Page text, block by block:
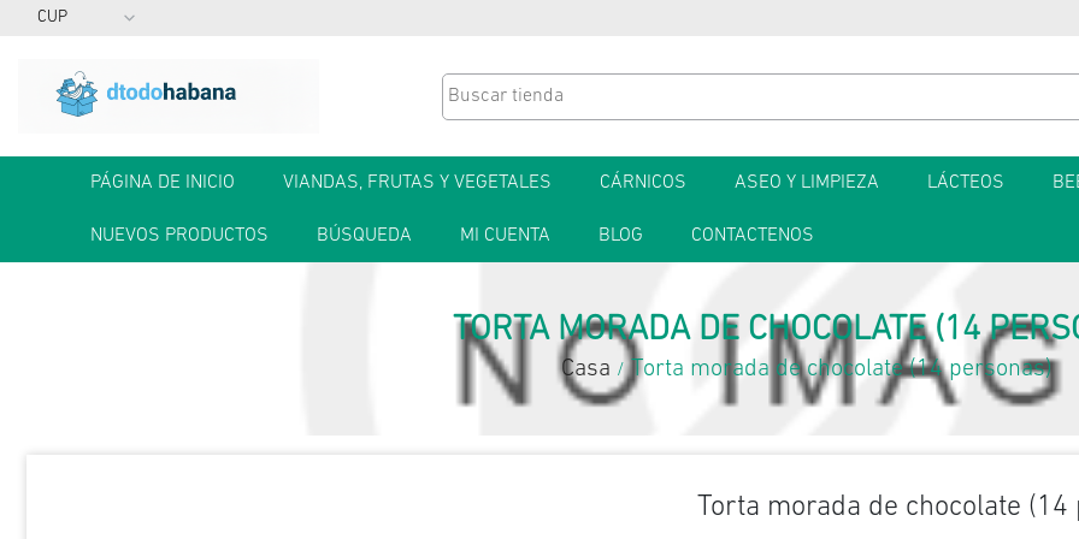
PÁGINA DE INICIO VIANDAS, FRUTAS Y VEGETALES CÁRNICOS ASEO Y LIMPIEZA LÁCTEOS
NUEVOS PRODUCTOS BÚSQUEDA MI CUENTA BLOG CONTACTENOS
TORTA MORADA DE CHOCOLATE (14
Casa / Torta morada de chocolate (14 personas)
Torta morada de chocolate (14